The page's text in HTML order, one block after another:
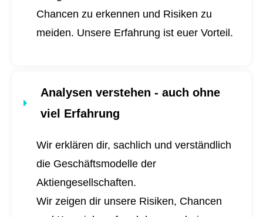
Chancen zu erkennen und Risiken zu
meiden. Unsere Erfahrung ist euer Vorteil.
Analysen verstehen - auch ohne
viel Erfahrung
Wir erklären dir, sachlich und verständlich
die Geschäftsmodelle der
Aktiengesellschaften.
Wir zeigen dir unsere Risiken, Chancen